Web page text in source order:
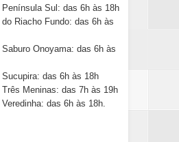
Península Sul: das 6h às 18h
Riacho Fundo: das 6h às
Onoyama: das 6h às
das 6h às 18h
Meninas: das 7h às 19h
das 6h às 18h.